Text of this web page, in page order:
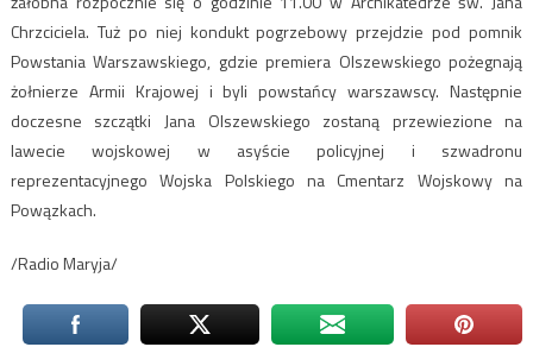
Chrzciciela. Tuż po niej kondukt pogrzebowy przejdzie pod pomnik
Powstania Warszawskiego, gdzie premiera Olszewskiego pożegnają
żołnierze Armii Krajowej i byli powstańcy warszawscy. Następnie
doczesne szczątki Jana Olszewskiego zostaną przewiezione na
lawecie wojskowej w asyście policyjnej i szwadronu
reprezentacyjnego Wojska Polskiego na Cmentarz Wojskowy na
Powązkach.
/Radio Maryja/